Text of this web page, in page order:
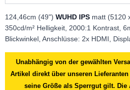
124,46cm (49") WUHD IPS matt (5120
350cd/m² Helligkeit, 2000:1 Kontrast,
Blickwinkel, Anschlüsse: 2x HDMI,
Unabhängig von der gewählten
Artikel direkt über unseren
seine Größe als Sperrgut gilt.